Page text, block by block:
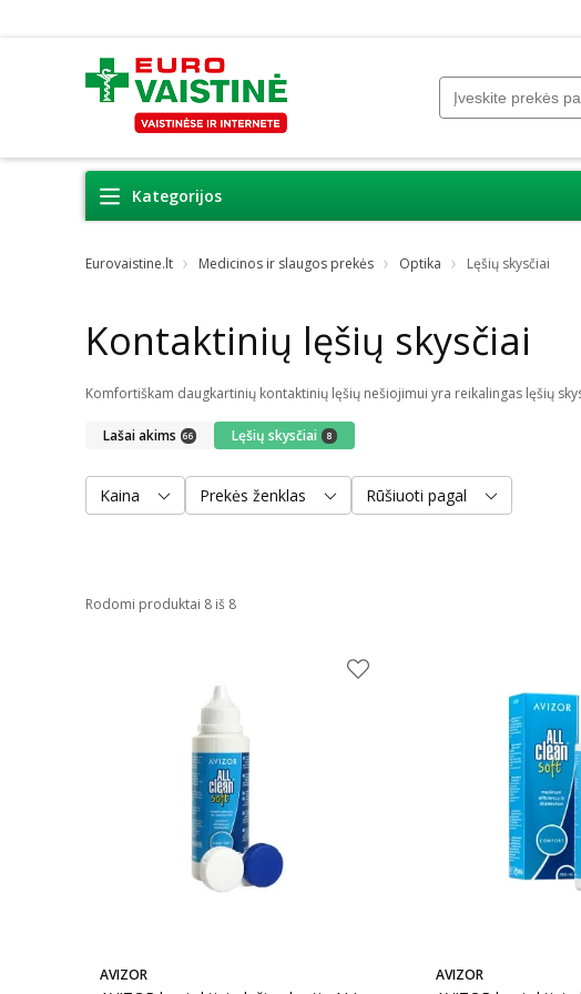
Kategorijos
Eurovaistine.lt Medicinos ir slaugos prekės Optika Lęšių skysčiai
Kontaktinių lęšių skysčiai
Lašai akims 66 Lęšių skysčiai 8
Kaina Prekės ženklas Rūšiuoti pagal
Rodomi produktai 8 iš 8
AVIZOR AVIZOR